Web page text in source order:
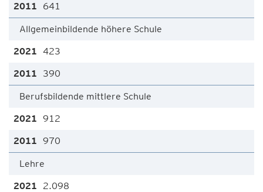
641
Allgemeinbildende höhere Schule
423
390
Berufsbildende mittlere Schule
912
970
Lehre
2.098